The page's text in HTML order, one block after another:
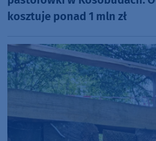
kosztuje ponad 1 mln zł